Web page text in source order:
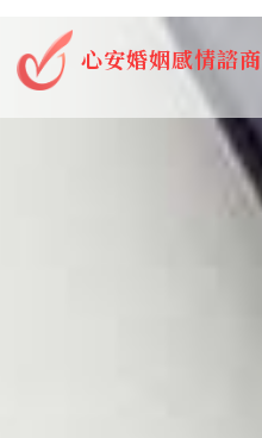
心安婚姻感情諮商